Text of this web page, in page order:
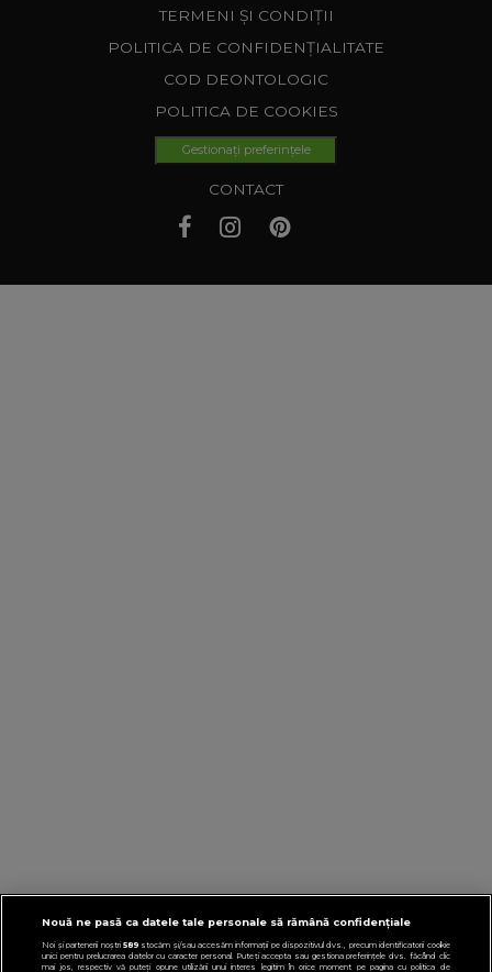
TERMENI ȘI CONDIȚII
POLITICA DE CONFIDENȚIALITATE
COD DEONTOLOGIC
POLITICA DE COOKIES
Gestionați preferințele
CONTACT
Nouă ne pasă ca datele tale personale să rămână confidențiale
Noi și partenerii noștri589stocăm și/sau accesăm informații pe dispozitivul dvs., precum identificatorii cookie
unici pentru prelucrarea datelor cu caracter personal. Puteți accepta sau gestiona preferințele dvs. făcând clic
mai jos, respectiv vă puteți opune utilizării unui interes legitim în orice moment pe pagina cu politica de